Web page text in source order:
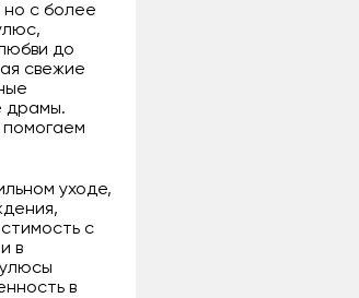
но с более
до
свежие
драмы.
уходе,
с
в
в